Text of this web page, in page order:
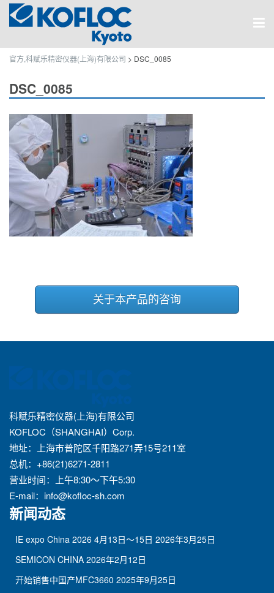
官方,科赋乐精密仪器(上海)有限公司 > DSC_0085
DSC_0085
关于本产品的咨询
科赋乐精密仪器(上海)有限公司
KOFLOC（SHANGHAI）Corp.
地址：上海市普陀区千阳路271弄15号211室
总机：+86(21)6271-2811
营业时间：上午8:30～下午5:30
E-mail： info@kofloc-sh.com
新闻动态
IE expo China 2026 4月13日～15日 2026年3月25日
SEMICON CHINA 2026年2月12日
开始销售中国产MFC3660 2025年9月25日